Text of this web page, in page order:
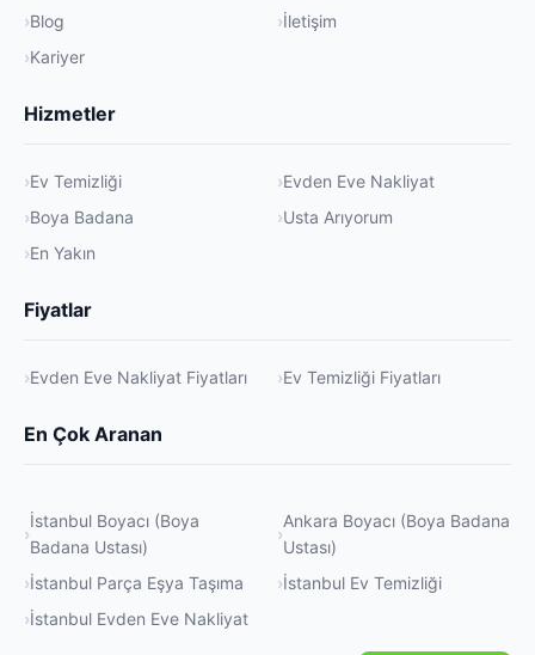
Blog
İletişim
Kariyer
Hizmetler
Ev Temizliği
Evden Eve Nakliyat
Boya Badana
Usta Arıyorum
En Yakın
Fiyatlar
Evden Eve Nakliyat Fiyatları Ev Temizliği Fiyatları
En Çok Aranan
İstanbul Boyacı (Boya
Badana Ustası)
Ankara Boyacı (Boya Badana
Ustası)
İstanbul Parça Eşya Taşıma
İstanbul Ev Temizliği
İstanbul Evden Eve Nakliyat